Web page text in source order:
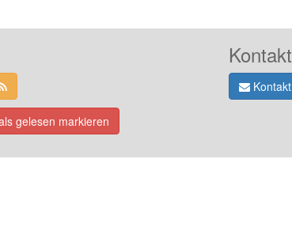
gelesen markieren
Kontakt
Kontakt